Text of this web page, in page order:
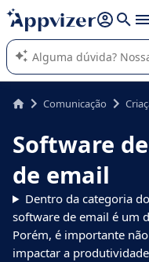
de nossa IA (várias linhas
A IA do Appvizer o orienta
SaaS para sua empresa.
Comunicação
Software
de email
Dentro da categoria
software de email é um
Porém, é importante
impactar a